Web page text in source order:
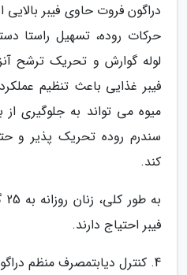
دراگون فروت حاوی فیبر
حرکات روده، تسهیل راستا
لوله گوارش و تحریک ترشح
فیبر غذایی باعث تنظیم
میوه می تواند به جلوگیری
سندرم روده تحریک پذیر و
کند.
فیبر احتیاج دارند.
4. کنترل دیابتمصرف منظم